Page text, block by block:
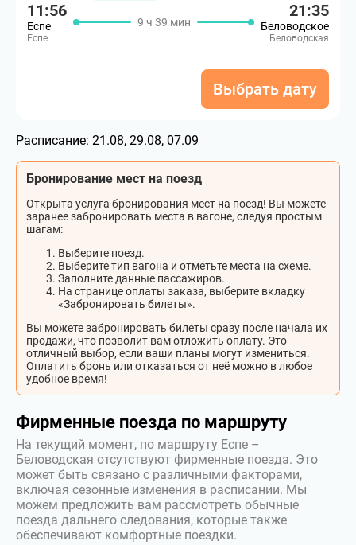
11:56
Еспе
Еспе
9 ч 39 мин
21:35
Беловодское
Беловодская
Выбрать дату
Расписание: 21.08, 29.08, 07.09
Бронирование мест на поезд
Открыта услуга бронирования мест на поезд! Вы можете
заранее забронировать места в вагоне, следуя простым
шагам:
Выберите поезд.
Выберите тип вагона и отметьте места на схеме.
Заполните данные пассажиров.
На странице оплаты заказа, выберите вкладку
«Забронировать билеты».
Вы можете забронировать билеты сразу после начала их
продажи, что позволит вам отложить оплату. Это
отличный выбор, если ваши планы могут измениться.
Оплатить бронь или отказаться от неё можно в любое
удобное время!
Фирменные поезда по маршруту
На текущий момент, по маршруту Еспе –
Беловодская отсутствуют фирменные поезда. Это
может быть связано с различными факторами,
включая сезонные изменения в расписании. Мы
можем предложить вам рассмотреть обычные
поезда дальнего следования, которые также
обеспечивают комфортные поездки.